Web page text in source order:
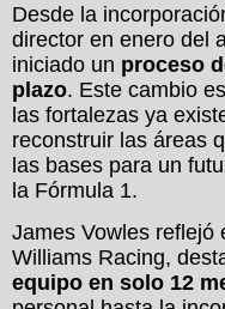
Desde la
director en enero del
iniciado un proceso
plazo. Este cambio
las fortalezas ya
reconstruir las áreas
las bases para un
la Fórmula 1.
James Vowles reflejó
Williams Racing,
equipo en solo 12